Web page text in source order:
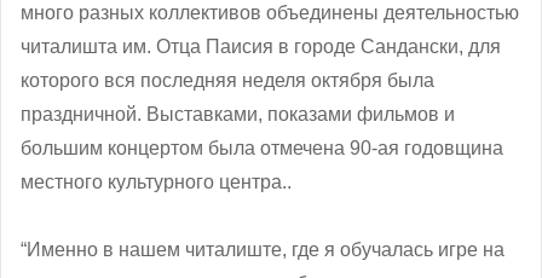
много разных коллективов объединены деятельностью
читалишта им. Отца Паисия в городе Сандански, для
которого вся последняя неделя октября была
праздничной. Выставками, показами фильмов и
большим концертом была отмечена 90-ая годовщина
местного культурного центра..
“Именно в нашем читалиште, где я обучалась игре на